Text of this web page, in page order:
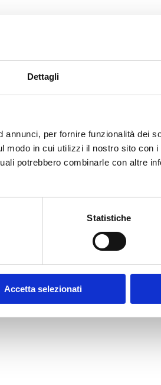
Dettagli
per fornire funzionalità dei
modo in cui utilizzi il nostro sito con
potrebbero combinarle con altre
Statistiche
Accetta selezionati